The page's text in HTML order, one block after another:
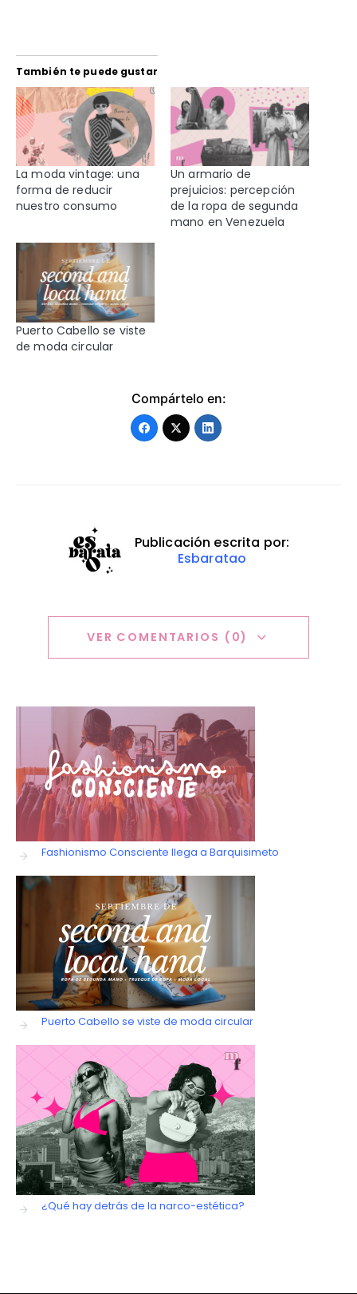
También te puede gustar
La moda vintage: una
forma de reducir
nuestro consumo
Un armario de
prejuicios: percepción
de la ropa de segunda
mano en Venezuela
Puerto Cabello se viste
de moda circular
Compártelo en:
Publicación escrita por:
Esbaratao
VER COMENTARIOS (0)
Fashionismo Consciente llega a Barquisimeto
Puerto Cabello se viste de moda circular
¿Qué hay detrás de la narco-estética?